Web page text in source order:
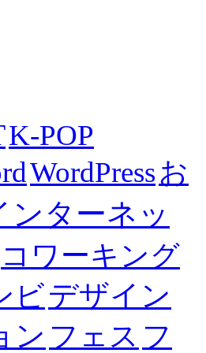
K-POP
WordPressお
ンターネッ
コワーキング
ビデザイン
ン フェス フ